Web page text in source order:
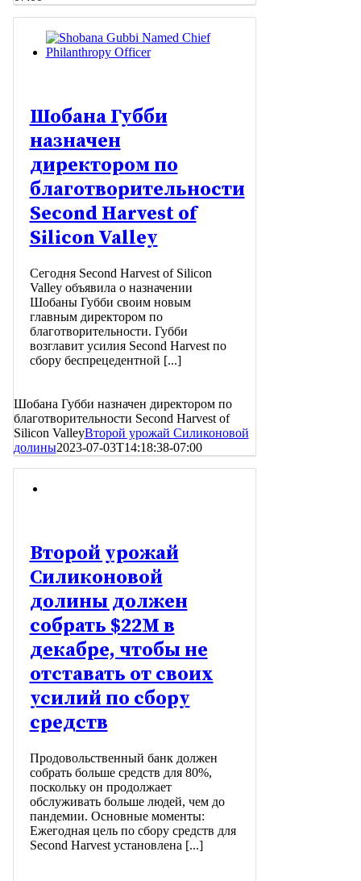
Шобана Губби
назначен
директором по
благотворительности
Second Harvest of
Silicon Valley
Сегодня Second Harvest of Silicon
Valley объявила о назначении
Шобаны Губби своим новым
главным директором по
благотворительности. Губби
возглавит усилия Second Harvest по
сбору беспрецедентной [...]
Шобана Губби назначен директором по
благотворительности Second Harvest of
Silicon ValleyВторой урожай Силиконовой
долины2023-07-03T14:18:38-07:00
Второй урожай
Силиконовой
долины должен
собрать $22M в
декабре, чтобы не
отставать от своих
усилий по сбору
средств
Продовольственный банк должен
собрать больше средств для 80%,
поскольку он продолжает
обслуживать больше людей, чем до
пандемии. Основные моменты:
Ежегодная цель по сбору средств для
Second Harvest установлена [...]